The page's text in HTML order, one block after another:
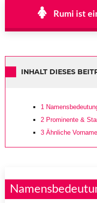
Rumi ist
INHALT DIESES
1
2 Prominente &
3 Ähnliche